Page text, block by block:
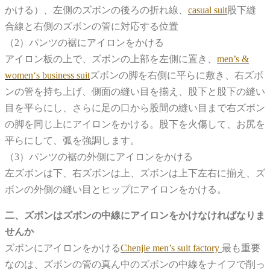
かける）、左側のズボンの後ろの折れ線、 casual suit股下縫
合線と右側のズボンの管に対応する位置
（2）パンツの裾にアイロンをかける
アイロン板の上で、ズボンの上部を左側に置き、 men’s &
women‘s business suitズボンの脚を右側に平らに敷き、右ズボ
ンの管を持ち上げ、側面の縫い目を揃え、股下と股下の縫い
目を平らにし、さらに足の口から股間の縫い目まで右ズボン
の脚を同じ上にアイロンをかける。股下を火傷して、お尻を
平らにして、弧を強調します。
（3）パンツの裾の外側にアイロンをかける
左ズボンは下、右ズボンは上、ズボンは上下左右に揃え、ズ
ボンの外側の縫い目とヒップにアイロンをかける。
二、ズボンはズボンの中線にアイロンをかけなければなりま
せんか
ズボンにアイロンをかけるChenjie men’s suit factory 最も重要
なのは、ズボンの管の真ん中のズボンの中線をナイフで削っ